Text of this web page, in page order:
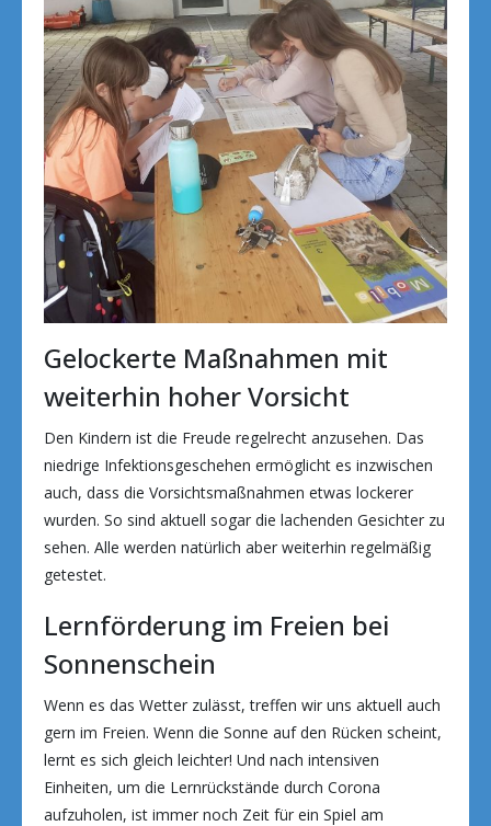
Gelockerte Maßnahmen mit
weiterhin hoher Vorsicht
Den Kindern ist die Freude regelrecht anzusehen. Das
niedrige Infektionsgeschehen ermöglicht es inzwischen
auch, dass die Vorsichtsmaßnahmen etwas lockerer
wurden. So sind aktuell sogar die lachenden Gesichter zu
sehen. Alle werden natürlich aber weiterhin regelmäßig
getestet.
Lernförderung im Freien bei
Sonnenschein
Wenn es das Wetter zulässt, treffen wir uns aktuell auch
gern im Freien. Wenn die Sonne auf den Rücken scheint,
lernt es sich gleich leichter! Und nach intensiven
Einheiten, um die Lernrückstände durch Corona
aufzuholen, ist immer noch Zeit für ein Spiel am